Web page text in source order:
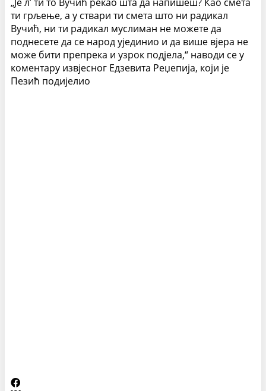
ти грљење, а у ствари ти смета што ни радикал
Вучић, ни ти радикал муслиман не можете да
поднесете да се народ ујединио и да више вјера не
може бити препрека и узрок подјела,“ наводи се у
коментару извјесног Едзевита Реџепија, који је
Пезић подијелио